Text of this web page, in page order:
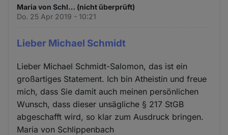
Maria von Schl… (nicht überprüft)
Do. 25 Apr 2019 - 10:21
Lieber Michael Schmidt
Lieber Michael Schmidt-Salomon, das ist ein
großartiges Statement. Ich bin Atheistin und freue
mich, dass Sie damit auch meinen persönlichen
Wunsch, dass dieser unsägliche § 217 StGB
abgeschafft wird, so klar zum Ausdruck bringen.
Maria von Schlippenbach